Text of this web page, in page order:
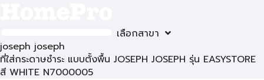
เลือกสาขา
joseph joseph
ที่ใส่กระดาษชำระ แบบตั้งพื้น JOSEPH JOSEPH รุ่น EASYSTORE
สี WHITE N7000005